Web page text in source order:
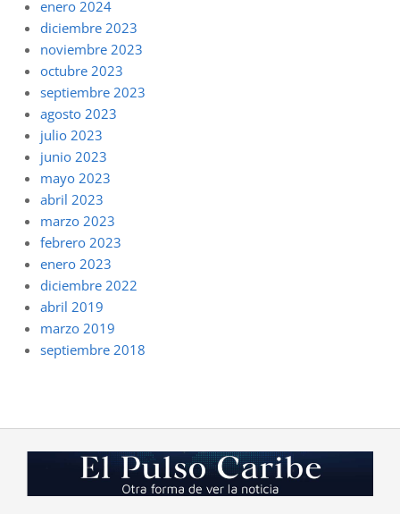
enero 2024
diciembre 2023
noviembre 2023
octubre 2023
septiembre 2023
agosto 2023
julio 2023
junio 2023
mayo 2023
abril 2023
marzo 2023
febrero 2023
enero 2023
diciembre 2022
abril 2019
marzo 2019
septiembre 2018